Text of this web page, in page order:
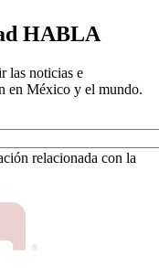
HABLA
las noticias e
en México y el mundo.
relacionada con la